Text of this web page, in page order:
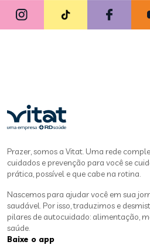
Prazer, somos a Vitat. Uma rede
cuidados e prevenção para você se
prática, possível e que cabe na rotina.
Nascemos para ajudar você em sua
saudável. Por isso, traduzimos e
pilares de autocuidado: alimentação,
saúde.
Baixe o app